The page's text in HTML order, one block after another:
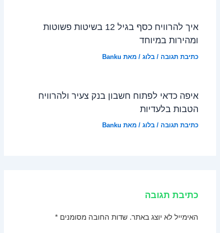
איך להרוויח כסף בגיל 12 בשיטות פשוטות
ומהירות במיוחד
כתיבת תגובה /בלוג / מאת Banku
איפה כדאי לפתוח חשבון בנק צעיר ולהרוויח
הטבות בלעדיות
כתיבת תגובה /בלוג / מאת Banku
כתיבת תגובה
האימייל לא יוצג באתר. שדות החובה מסומנים*